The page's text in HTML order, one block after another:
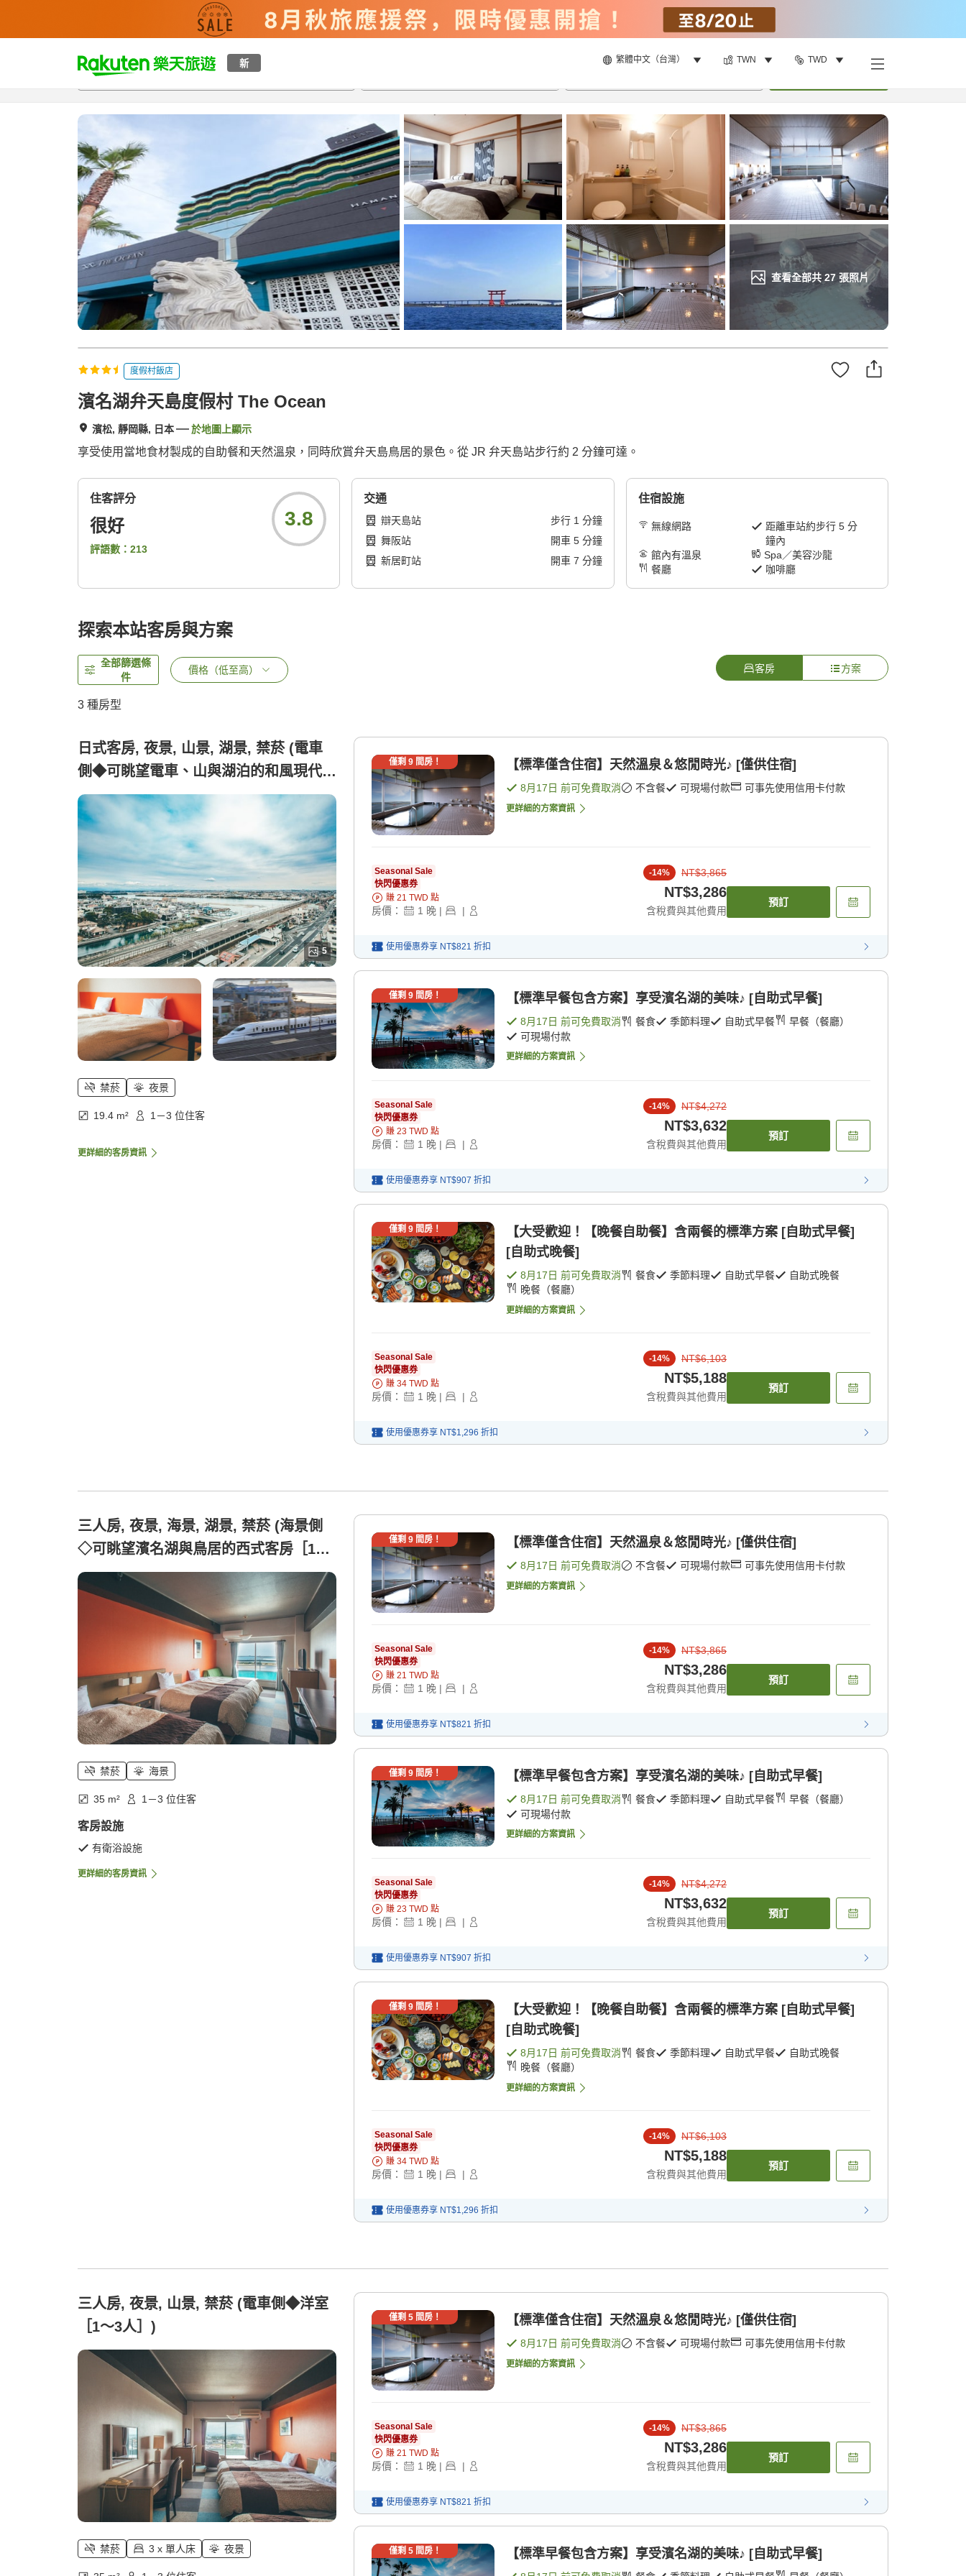
新 繁體中文（台灣） TWN TWD
t
p
a
e
_
s
e
a
r
c
h
查看全部共 27張照片
總覽客房與方案評語特點設施
度假村飯店
濱名湖弁天島度假村 The Ocean
濱松, 靜岡縣, 日本 於地圖上顯示
享受使用當地食材製成的自助餐和天然溫泉，同時欣賞弁天島鳥居的景色。從 JR 弁天島站步行約 2 分鐘可達。
住客評分
很好
評語數： 213
3.8
交通
辯天島站 步行 1 分鐘
舞阪站
開車 5分鐘
新居町站
開車 7 分鐘
住宿設施
無線網路
距離車站約步行 5 分
鐘內
館內有溫泉
Spa／美容沙龍
餐廳
咖啡廳
探索本站客房與方案
全部篩選條
件
價格（低至高） 客房 方案
3 種房型
日式客房, 夜景, 山景, 湖景, 禁菸 (電車
側◆可眺望電車、山與湖泊的和風現代雙
床［1～3位客人］)
5
禁菸 夜景
19.4 m² 1－3 位住客
更詳細的客房資訊
僅剩 9間房！ 【標準僅含住宿】天然溫泉＆悠閒時光♪ [僅供住宿]
8月17日 前可免費取消 不含餐 可現場付款 可事先使用信用卡付款
更詳細的方案資訊
Seasonal Sale
快閃優惠券
賺 21 TWD 點
房價： 1 晚 | |
-14% NT$3,865
NT$3,286
含稅費與其他費用
預訂
使用優惠券享 NT$821 折扣
僅剩 9間房！ 【標準早餐包含方案】享受濱名湖的美味♪ [自助式早餐]
8月17日 前可免費取消 餐食 季節料理 自助式早餐
早餐（餐廳）
可現場付款
更詳細的方案資訊
Seasonal Sale
快閃優惠券
賺 23 TWD 點
房價： 1 晚 | |
-14% NT$4,272
NT$3,632
含稅費與其他費用
預訂
使用優惠券享 NT$907 折扣
僅剩 9間房！
【大受歡迎！【晚餐自助餐】含兩餐的標準方案 [自助式早餐]
[自助式晚餐]
8月17日 前可免費取消 餐食 季節料理 自助式早餐
自助式晚餐
晚餐（餐廳）
更詳細的方案資訊
Seasonal Sale
快閃優惠券
賺 34 TWD 點
房價： 1 晚 | |
-14% NT$6,103
NT$5,188
含稅費與其他費用
預訂
使用優惠券享 NT$1,296 折扣
三人房, 夜景, 海景, 湖景, 禁菸 (海景側
◇可眺望濱名湖與鳥居的西式客房［1～
3位客人］)
禁菸 海景
35 m² 1－3 位住客
客房設施
有衛浴設施
更詳細的客房資訊
僅剩 9間房！ 【標準僅含住宿】天然溫泉＆悠閒時光♪ [僅供住宿]
8月17日 前可免費取消 不含餐 可現場付款 可事先使用信用卡付款
更詳細的方案資訊
Seasonal Sale
快閃優惠券
賺 21 TWD 點
房價： 1 晚 | |
-14% NT$3,865
NT$3,286
含稅費與其他費用
預訂
使用優惠券享 NT$821 折扣
僅剩 9間房！ 【標準早餐包含方案】享受濱名湖的美味♪ [自助式早餐]
8月17日 前可免費取消 餐食 季節料理 自助式早餐
早餐（餐廳）
可現場付款
更詳細的方案資訊
Seasonal Sale
快閃優惠券
賺 23 TWD 點
房價： 1 晚 | |
-14% NT$4,272
NT$3,632
含稅費與其他費用
預訂
使用優惠券享 NT$907 折扣
僅剩 9間房！
【大受歡迎！【晚餐自助餐】含兩餐的標準方案 [自助式早餐]
[自助式晚餐]
8月17日 前可免費取消 餐食 季節料理 自助式早餐
自助式晚餐
晚餐（餐廳）
更詳細的方案資訊
Seasonal Sale
快閃優惠券
賺 34 TWD 點
房價： 1 晚 | |
-14% NT$6,103
NT$5,188
含稅費與其他費用
預訂
使用優惠券享 NT$1,296 折扣
三人房, 夜景, 山景, 禁菸 (電車側◆洋室
［1～3人］)
禁菸 3 x 單人床 夜景
僅剩 5間房！ 【標準僅含住宿】天然溫泉＆悠閒時光♪ [僅供住宿]
8月17日 前可免費取消 不含餐 可現場付款 可事先使用信用卡付款
更詳細的方案資訊
Seasonal Sale
快閃優惠券
賺 21 TWD 點
房價： 1 晚 | |
-14% NT$3,865
NT$3,286
含稅費與其他費用
預訂
使用優惠券享 NT$821 折扣
僅剩 5間房！ 【標準早餐包含方案】享受濱名湖的美味♪ [自助式早餐]